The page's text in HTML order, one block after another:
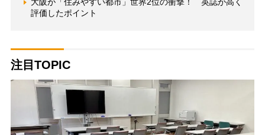
評価したポイント
注目TOPIC